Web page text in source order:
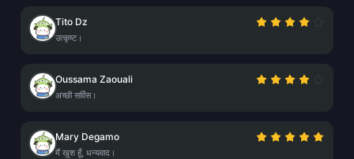
Tito Dz
उत्कृष्ट।
Oussama Zaouali
अच्छी सर्विस।
Mary Degamo
मैं खुश हूँ, धन्यवाद।